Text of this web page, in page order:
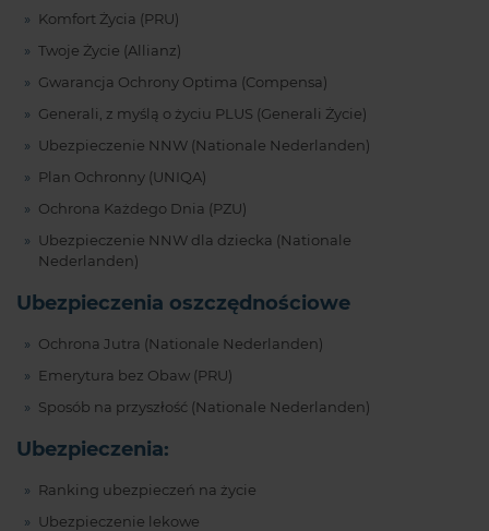
Komfort Życia (PRU)
Twoje Życie (Allianz)
Gwarancja Ochrony Optima (Compensa)
Generali, z myślą o życiu PLUS (Generali Życie)
Ubezpieczenie NNW (Nationale Nederlanden)
Plan Ochronny (UNIQA)
Ochrona Każdego Dnia (PZU)
Ubezpieczenie NNW dla dziecka (Nationale
Nederlanden)
Ubezpieczenia oszczędnościowe
Ochrona Jutra (Nationale Nederlanden)
Emerytura bez Obaw (PRU)
Sposób na przyszłość (Nationale Nederlanden)
Ubezpieczenia:
Ranking ubezpieczeń na życie
Ubezpieczenie lekowe